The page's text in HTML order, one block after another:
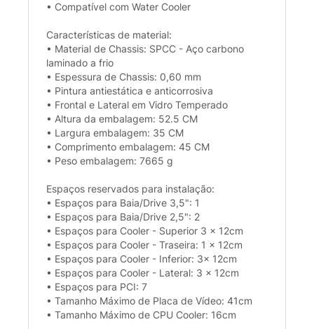
• Compatível com Water Cooler
Características de material:
• Material de Chassis: SPCC - Aço carbono
laminado a frio
• Espessura de Chassis: 0,60 mm
• Pintura antiestática e anticorrosiva
• Frontal e Lateral em Vidro Temperado
• Altura da embalagem: 52.5 CM
• Largura embalagem: 35 CM
• Comprimento embalagem: 45 CM
• Peso embalagem: 7665 g
Espaços reservados para instalação:
• Espaços para Baia/Drive 3,5": 1
• Espaços para Baia/Drive 2,5": 2
• Espaços para Cooler - Superior 3 x 12cm
• Espaços para Cooler - Traseira: 1 x 12cm
• Espaços para Cooler - Inferior: 3x 12cm
• Espaços para Cooler - Lateral: 3 x 12cm
• Espaços para PCI: 7
• Tamanho Máximo de Placa de Vídeo: 41cm
• Tamanho Máximo de CPU Cooler: 16cm